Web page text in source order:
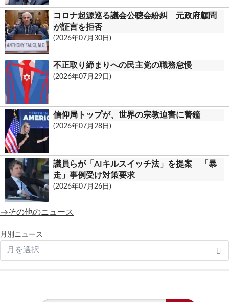
コロナ起源巡る議会公聴会紛糾 元政府顧問
が証言を拒否
(2026年07月30日)
不正取り締まりへの民主党の職務怠慢
(2026年07月29日)
信仰局トップが、世界の宗教迫害に警鐘
(2026年07月28日)
議員らが「AIキルスイッチ法」を提案 「暴
走」事例受け対策要求
(2026年07月26日)
→その他のニュース
月別ニュース